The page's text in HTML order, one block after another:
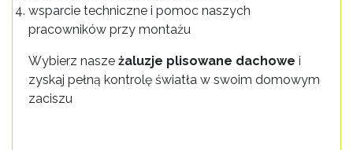
wsparcie techniczne i pomoc naszych
pracowników przy montażu
Wybierz nasze żaluzje plisowane dachowe i
zyskaj pełną kontrolę światła w swoim domowym
zaciszu